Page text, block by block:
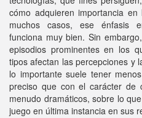
cómo adquieren importancia
muchos casos, ese énfasis
funciona muy bien. Sin
episodios prominentes en los
tipos afectan las percepciones y
lo importante suele tener
preciso que con el carácter de
menudo dramáticos, sobre lo
juego en última instancia en sus